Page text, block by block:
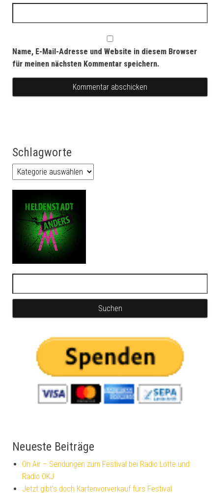
Name, E-Mail-Adresse und Website in diesem Browser
für meinen nächsten Kommentar speichern.
Schlagworte
Neueste Beiträge
On Air – Sendungen zum Festival bei Radio Lotte und
Radio OKJ
Jetzt gibt’s doch Kartenvorverkauf fürs Festival